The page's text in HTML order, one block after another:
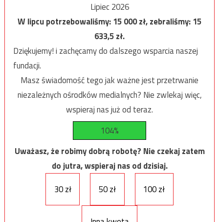
Lipiec 2026
W lipcu potrzebowaliśmy:15 000zł, zebraliśmy:15
633,5zł.
Dziękujemy! i zachęcamy do dalszego wsparcia naszej
fundacji.
Masz świadomość tego jak ważne jest przetrwanie
niezależnych ośrodków medialnych? Nie zwlekaj więc,
wspieraj nas już od teraz.
104%
Uważasz, że robimy dobrą robotę? Nie czekaj zatem
do jutra, wspieraj nas od dzisiaj.
30 zł
50 zł 100 zł